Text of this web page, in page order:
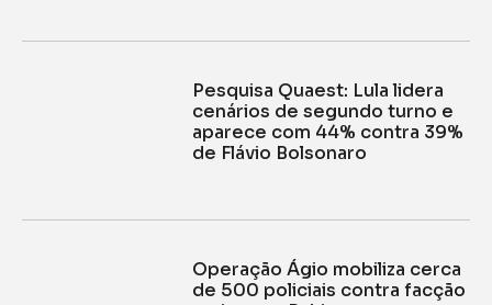
Pesquisa Quaest: Lula lidera
cenários de segundo turno e
aparece com 44% contra 39%
de Flávio Bolsonaro
Operação Ágio mobiliza cerca
de 500 policiais contra facção